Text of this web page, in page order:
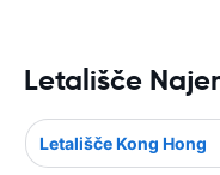
Letališče
Letališče Kong Hong